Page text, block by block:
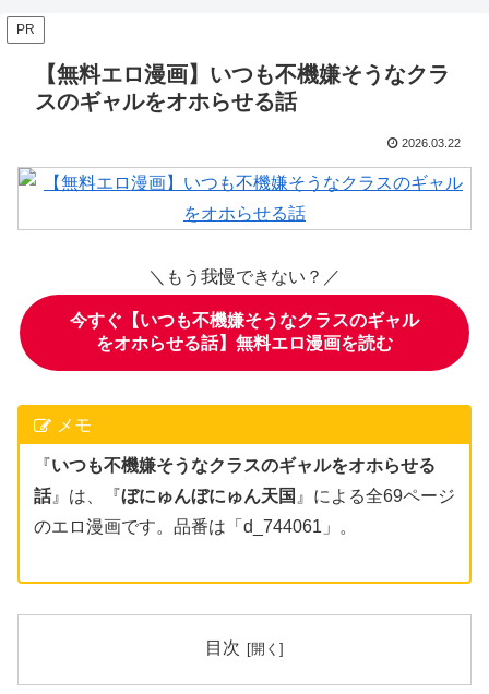
PR
【無料エロ漫画】いつも不機嫌そうなクラ
スのギャルをオホらせる話
2026.03.22
＼もう我慢できない？／
今すぐ【いつも不機嫌そうなクラスのギャル
をオホらせる話】無料エロ漫画を読む
メモ
『いつも不機嫌そうなクラスのギャルをオホらせる
話』は、『ぼにゅんぼにゅん天国 』による全69ページ
のエロ漫画です。品番は「d_744061」。
目次